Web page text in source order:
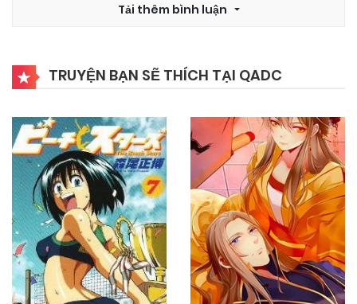
Tải thêm bình luận
TRUYỆN BẠN SẼ THÍCH TẠI QADC